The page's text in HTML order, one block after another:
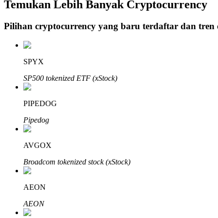
Penguncian BTR
Investasi eksklusif untuk pemegang BTR
Pinjaman
Layanan pinjaman yang didukung Crypto
Temukan Lebih Banyak Cryptocurrency
Pilihan cryptocurrency yang baru terdaftar dan tren
SPYX
SP500 tokenized ETF (xStock)
PIPEDOG
Pipedog
AVGOX
Broadcom tokenized stock (xStock)
AEON
AEON